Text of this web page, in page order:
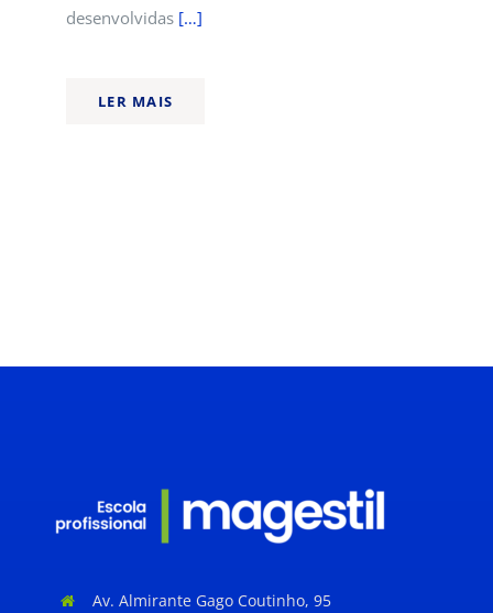
desenvolvidas[…]
LER MAIS
Av. Almirante Gago Coutinho, 95
13 CURSOS PROFISSIONAIS